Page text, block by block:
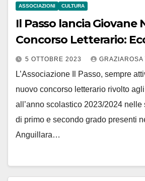
ASSOCIAZIONI CULTURA
Il Passo lancia Giovane
Concorso Letterario:
5 OTTOBRE 2023 GRAZIAROSA
L’Associazione Il Passo, sempre
nuovo concorso letterario rivolto
all’anno scolastico 2023/2024
di primo e secondo grado presenti
Anguillara…